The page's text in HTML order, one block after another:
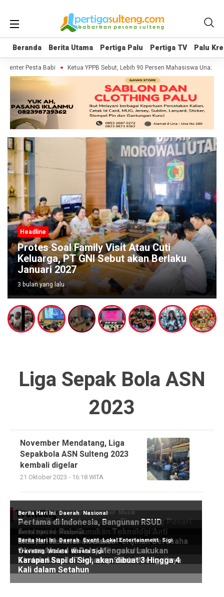
Beranda Berita Utama Pertiga Palu Pertiga TV Palu
Beranda Berita Utama Pertiga Palu Pertiga TV Palu
Pesta Babi Ketua YPPB Sebut, Lebih 90 Persen Mahasiswa
Headline
Protes Soal Family Visit Atau Cuti
Keluarga, PT GNI Sebut akan Berlaku
Januari 2027
3 bulan yang lalu
Liga Sepak Bola ASN
2023
November Mendatang, Liga
Sepakbola ASN Sulteng 2023
kembali digelar
21 Oktober 2023 - 16:18 WITA
Trending